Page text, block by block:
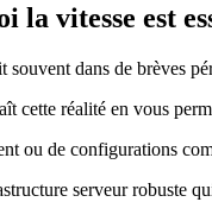
la vitesse est
dans de brèves
cette réalité en vous
ou de configurations
serveur robuste